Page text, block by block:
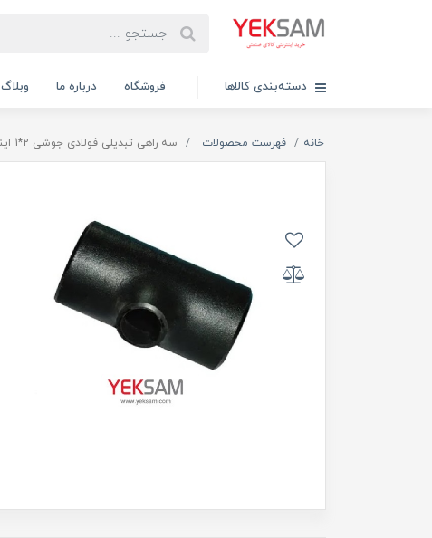
دسته‌بندی کالاها فروشگاه درباره ما وبلاگ
خانه فهرست محصولات سه راهی تبدیلی فولادی جوشی 2*1 اینچ رده ۴۰ آریا